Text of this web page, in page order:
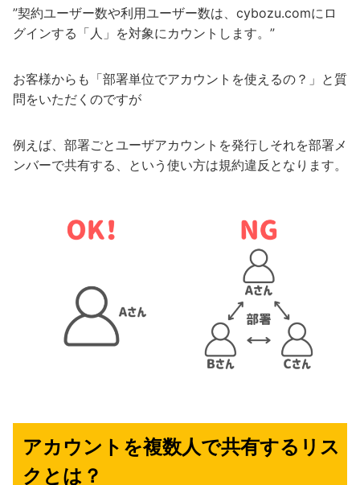
”契約ユーザー数や利用ユーザー数は、cybozu.comにロ
グインする「人」を対象にカウントします。”
お客様からも「部署単位でアカウントを使えるの？」と質
問をいただくのですが
例えば、部署ごとユーザアカウントを発行しそれを部署メ
ンバーで共有する、という使い方は規約違反となります。
アカウントを複数人で共有するリス
クとは？